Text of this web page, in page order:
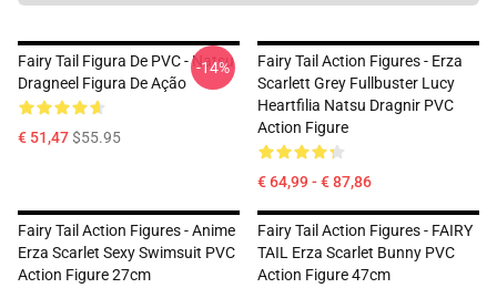
Fairy Tail Figura De PVC - Natsu
Dragneel Figura De Ação
€ 51,47$55.95
-14%
Fairy Tail Action Figures - Erza
Scarlett Grey Fullbuster Lucy
Heartfilia Natsu Dragnir PVC
Action Figure
€ 64,99 - € 87,86
Fairy Tail Action Figures - Anime
Erza Scarlet Sexy Swimsuit PVC
Action Figure 27cm
Fairy Tail Action Figures - FAIRY
TAIL Erza Scarlet Bunny PVC
Action Figure 47cm